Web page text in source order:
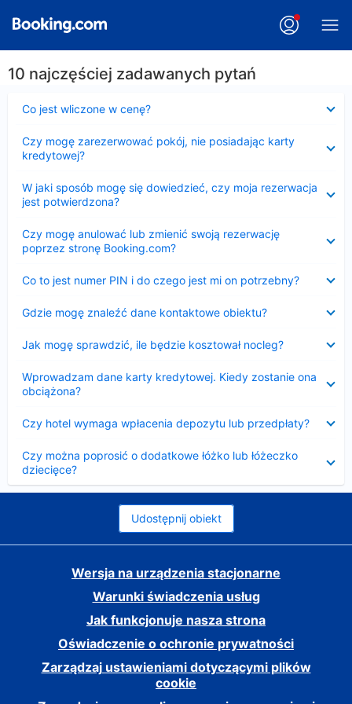
10 najczęściej zadawanych pytań
Co jest wliczone w cenę?
Czy mogę zarezerwować pokój, nie posiadając karty
kredytowej?
W jaki sposób mogę się dowiedzieć, czy moja rezerwacja
jest potwierdzona?
Czy mogę anulować lub zmienić swoją rezerwację
poprzez stronę Booking.com?
Co to jest numer PIN i do czego jest mi on potrzebny?
Gdzie mogę znaleźć dane kontaktowe obiektu?
Jak mogę sprawdzić, ile będzie kosztował nocleg?
Wprowadzam dane karty kredytowej. Kiedy zostanie ona
obciążona?
Czy hotel wymaga wpłacenia depozytu lub przedpłaty?
Czy można poprosić o dodatkowe łóżko lub łóżeczko
dziecięce?
Udostępnij obiekt
Wersja na urządzenia stacjonarne
Warunki świadczenia usług
Jak funkcjonuje nasza strona
Oświadczenie o ochronie prywatności
Zarządzaj ustawieniami dotyczącymi plików
cookie